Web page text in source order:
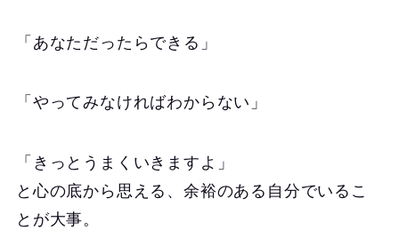
「あなただったらできる」
「やってみなければわからない」
「きっとうまくいきますよ」
と心の底から思える、余裕のある自分でいるこ
とが大事。